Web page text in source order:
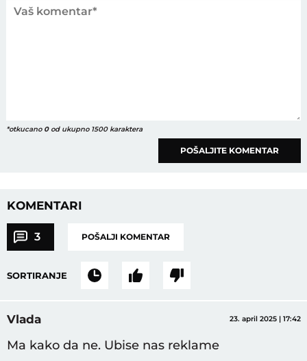
*otkucano 0od ukupno 1500 karaktera
POŠALJITE KOMENTAR
KOMENTARI
3 POŠALJI KOMENTAR
SORTIRANJE
Vlada 23. april 2025 | 17:42
Ma kako da ne. Ubise nas reklame